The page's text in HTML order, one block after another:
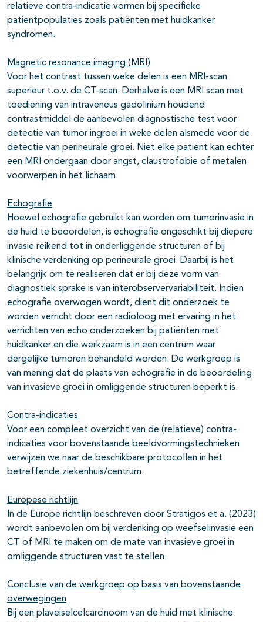
relatieve contra-indicatie vormen bij specifieke
patiëntpopulaties zoals patiënten met huidkanker
syndromen.
Magnetic resonance imaging (MRI)
Voor het contrast tussen weke delen is een MRI-scan
superieur t.o.v. de CT-scan. Derhalve is een MRI scan met
toediening van intraveneus gadolinium houdend
contrastmiddel de aanbevolen diagnostische test voor
detectie van tumor ingroei in weke delen alsmede voor de
detectie van perineurale groei. Niet elke patiënt kan echter
een MRI ondergaan door angst, claustrofobie of metalen
voorwerpen in het lichaam.
Echografie
Hoewel echografie gebruikt kan worden om tumorinvasie in
de huid te beoordelen, is echografie ongeschikt bij diepere
invasie reikend tot in onderliggende structuren of bij
klinische verdenking op perineurale groei. Daarbij is het
belangrijk om te realiseren dat er bij deze vorm van
diagnostiek sprake is van interobservervariabiliteit. Indien
echografie overwogen wordt, dient dit onderzoek te
worden verricht door een radioloog met ervaring in het
verrichten van echo onderzoeken bij patiënten met
huidkanker en die werkzaam is in een centrum waar
dergelijke tumoren behandeld worden. De werkgroep is
van mening dat de plaats van echografie in de beoordeling
van invasieve groei in omliggende structuren beperkt is.
Contra-indicaties
Voor een compleet overzicht van de (relatieve) contra-
indicaties voor bovenstaande beeldvormingstechnieken
verwijzen we naar de beschikbare protocollen in het
betreffende ziekenhuis/centrum.
Europese richtlijn
In de Europe richtlijn beschreven door Stratigos et a. (2023)
wordt aanbevolen om bij verdenking op weefselinvasie een
CT of MRI te maken om de mate van invasieve groei in
omliggende structuren vast te stellen.
Conclusie van de werkgroep op basis van bovenstaande
overwegingen
Bij een plaveiselcelcarcinoom van de huid met klinische